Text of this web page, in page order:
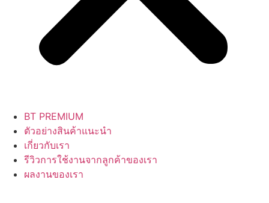
BT PREMIUM
ตัวอย่างสินค้าแนะนำ
เกี่ยวกับเรา
รีวิวการใช้งานจากลูกค้าของเรา
ผลงานของเรา